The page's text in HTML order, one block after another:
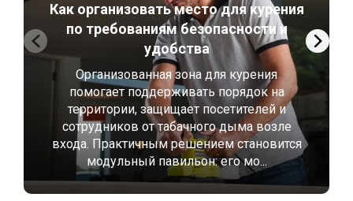
Как организовать место для курения
по требованиям безопасности и
удобства
Организованная зона для курения
помогает поддерживать порядок на
территории, защищает посетителей и
сотрудников от табачного дыма возле
входа. Практичным решением становится
модульный павильон: его мо...